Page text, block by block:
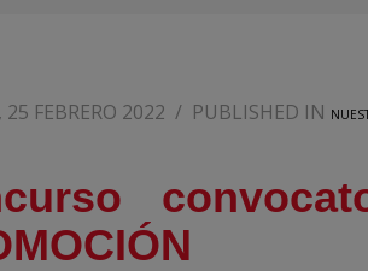
25 FEBRERO 2022 / PUBLISHED IN